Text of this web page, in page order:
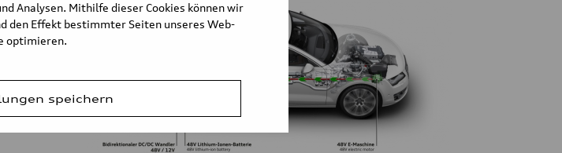
Analysen. Mithilfe dieser Cookies können wir
den Effekt bestimmter Seiten unseres Web-
optimieren.
speichern